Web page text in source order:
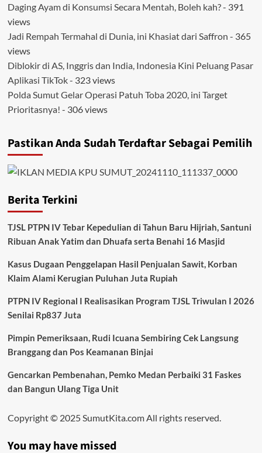
Daging Ayam di Konsumsi Secara Mentah, Boleh kah?- 391
views
Jadi Rempah Termahal di Dunia, ini Khasiat dari Saffron - 365
views
Diblokir di AS, Inggris dan India, Indonesia Kini Peluang Pasar
Aplikasi TikTok- 323 views
Polda Sumut Gelar Operasi Patuh Toba 2020, ini Target
Prioritasnya! - 306 views
Pastikan Anda Sudah Terdaftar Sebagai Pemilih
Berita Terkini
TJSL PTPN IV Tebar Kepedulian di Tahun Baru Hijriah, Santuni
Ribuan Anak Yatim dan Dhuafa serta Benahi 16 Masjid
Kasus Dugaan Penggelapan Hasil Penjualan Sawit, Korban
Klaim Alami Kerugian Puluhan Juta Rupiah
PTPN IV Regional I Realisasikan Program TJSL Triwulan I 2026
Senilai Rp837 Juta
Pimpin Pemeriksaan, Rudi Icuana Sembiring Cek Langsung
Branggang dan Pos Keamanan Binjai
Gencarkan Pembenahan, Pemko Medan Perbaiki 31 Faskes
dan Bangun Ulang Tiga Unit
Copyright © 2025 SumutKita.com All rights reserved.
You may have missed